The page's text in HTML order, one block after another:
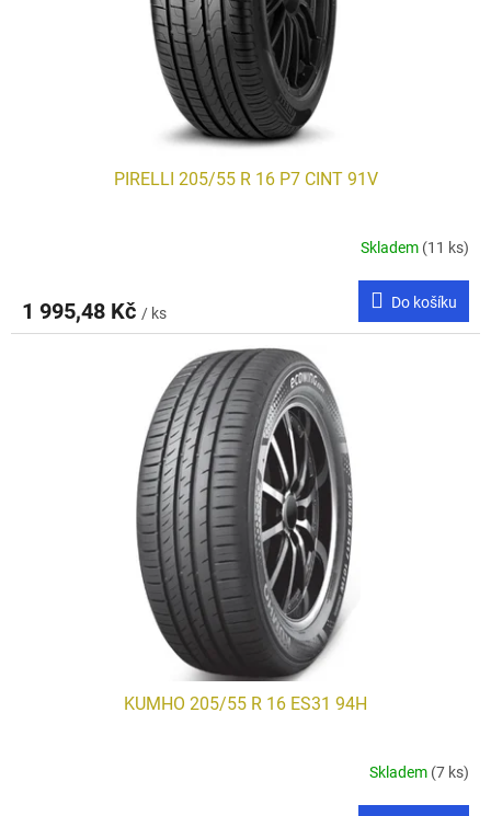
PIRELLI 205/55 R 16 P7 CINT 91V
Skladem (11 ks)
1 995,48 Kč / ks
Do košíku
KUMHO 205/55 R 16 ES31 94H
Skladem (7 ks)